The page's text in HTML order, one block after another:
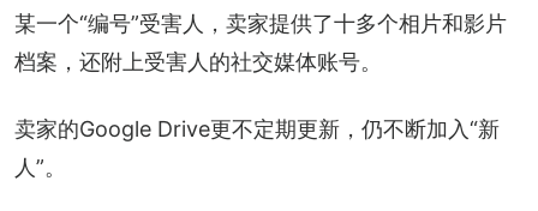
某一个“编号”受害人，卖家提供了十多个相片和影片
档案，还附上受害人的社交媒体账号。
卖家的Google Drive更不定期更新，仍不断加入“新
人”。